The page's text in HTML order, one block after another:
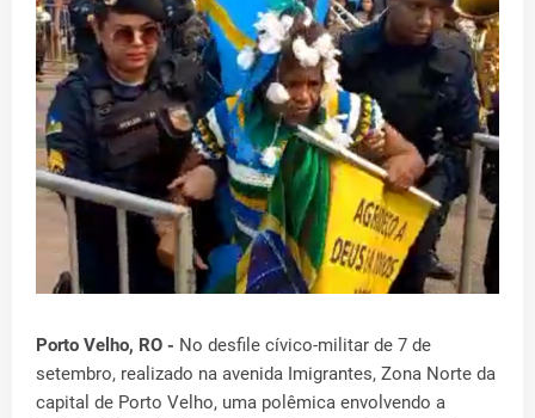
Porto Velho, RO - No desfile cívico-militar de 7 de
setembro, realizado na avenida Imigrantes, Zona Norte da
capital de Porto Velho, uma polêmica envolvendo a